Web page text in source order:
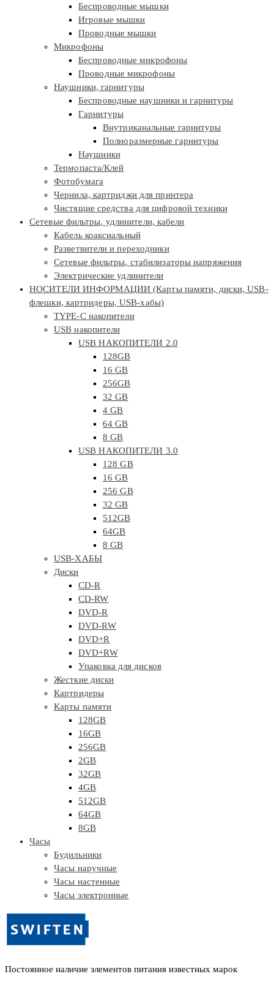
Беспроводные мышки
Игровые мышки
Проводные мышки
Микрофоны
Беспроводные микрофоны
Проводные микрофоны
Наушники, гарнитуры
Беспроводные наушники и гарнитуры
Гарнитуры
Внутриканальные гарнитуры
Полноразмерные гарнитуры
Наушники
Термопаста/Клей
Фотобумага
Чернила, картриджи для принтера
Чистящие средства для цифровой техники
Сетевые фильтры, удлинители, кабели
Кабель коаксиальный
Разветвители и переходники
Сетевые фильтры, стабилизаторы напряжения
Электрические удлинители
НОСИТЕЛИ ИНФОРМАЦИИ (Карты памяти, диски, USB-
флешки, картридеры, USB-хабы)
TYPE-C накопители
USB накопители
USB НАКОПИТЕЛИ 2.0
128GB
16 GB
256GB
32 GB
4 GB
64 GB
8 GB
USB НАКОПИТЕЛИ 3.0
128 GB
16 GB
256 GB
32 GB
512GB
64GB
8 GB
USB-ХАБЫ
Диски
CD-R
CD-RW
DVD-R
DVD-RW
DVD+R
DVD+RW
Упаковка для дисков
Жесткие диски
Картридеры
Карты памяти
128GB
16GB
256GB
2GB
32GB
4GB
512GB
64GB
8GB
Часы
Будильники
Часы наручные
Часы настенные
Часы электронные
Постоянное наличие элементов питания известных марок